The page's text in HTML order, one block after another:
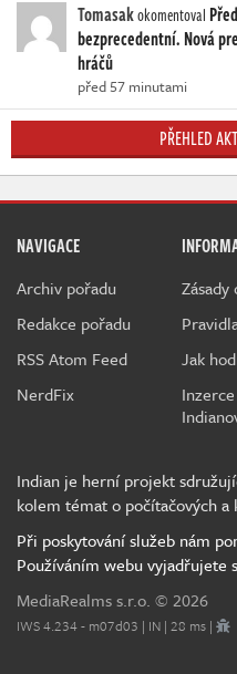
Tomasakokomentoval
bezprecedentní. Nová
hráčů
před 57 minutami
PŘEHLED
NAVIGACE
Archiv pořadu
Redakce pořadu
RSS Atom Feed
NerdFix
Zásady
Jak
Indian je herní projekt
kolem témat o počítačových a
Při poskytování služeb nám
Používáním webu vyjadřujete
MediaRealms s.r.o. © 2026
IWS 4.234 - m07d03 | IN | 28 ms |